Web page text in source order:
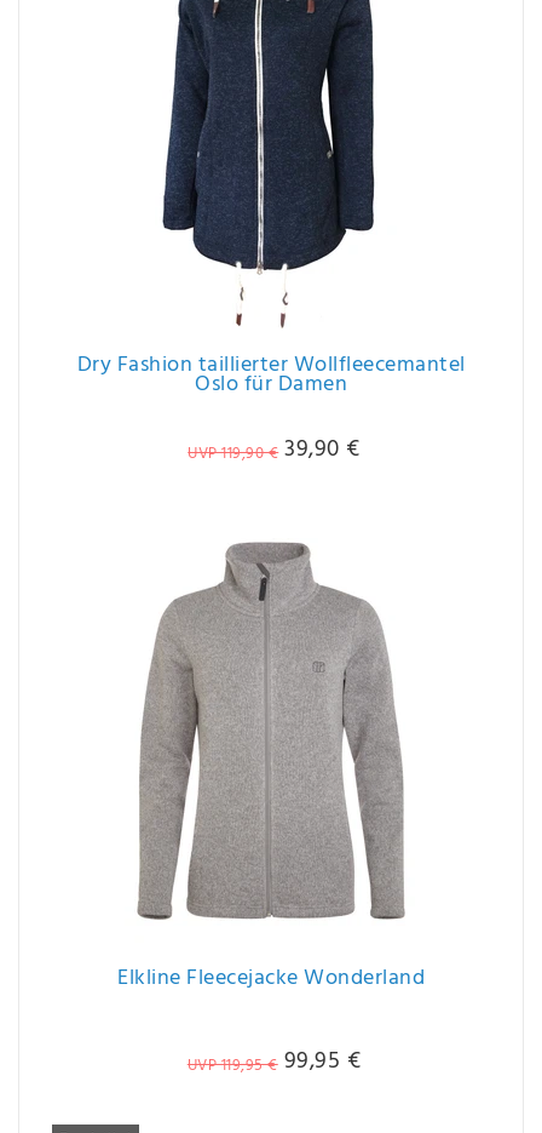
Dry Fashion taillierter Wollfleecemantel
Oslo für Damen
UVP 119,90 € 39,90 €
Elkline Fleecejacke Wonderland
UVP 119,95 € 99,95 €